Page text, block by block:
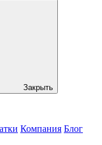
Закрыть
Компания Блог